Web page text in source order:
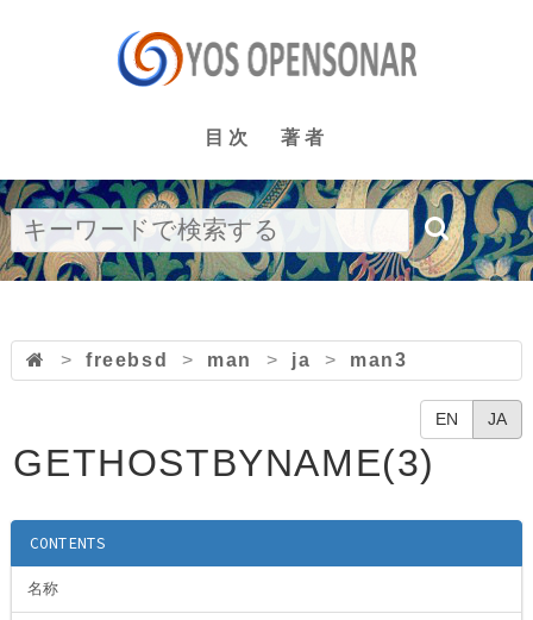
目次 著者
> freebsd > man > ja > man3
EN JA
GETHOSTBYNAME(3)
CONTENTS
名称